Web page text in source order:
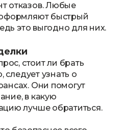
отказов. Любые
быстрый
это выгодно для них.
стоит ли брать
следует узнать о
Они помогут
в какую
лучше обратиться.